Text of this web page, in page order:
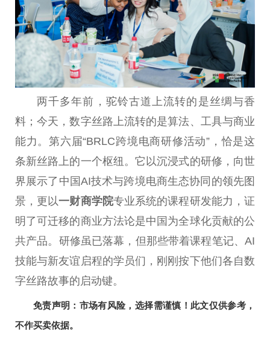
两千多年前，驼铃古道上流转的是丝绸与香
料；今天，数字丝路上流转的是算法、工具与商业
能力。第六届“BRLC跨境电商研修活动”，恰是这
条新丝路上的一个枢纽。它以沉浸式的研修，向世
界展示了 中国AI技术与跨境电商生态协同的领先图
景，更以一财商学院专业系统的课程研发能力，证
明了可迁移的商业方法论是中国 为全球化贡献的公
共产品。研修虽已落幕，但那些带着课程笔记、AI
技能与新友谊启程的学员们，刚刚按下他们各自数
字丝路故事的启动键。
免责声明：市场有风险，选择需谨慎！此文仅供参考，
不作买卖依据。